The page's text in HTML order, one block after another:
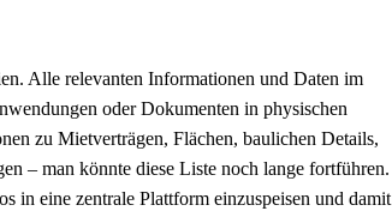
Alle relevanten Informationen und Daten im
oder Dokumenten in physischen
zu Mietverträgen, Flächen, baulichen Details,
– man könnte diese Liste noch lange fortführen.
in eine zentrale Plattform einzuspeisen und damit